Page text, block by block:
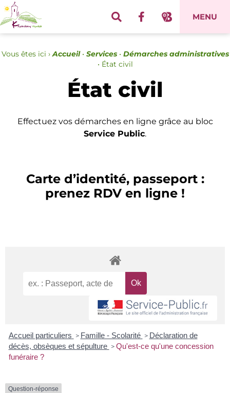
MENU
Vous êtes ici › Accueil• Services• Démarches administratives
• État civil
État civil
Effectuez vos démarches en ligne grâce au bloc
Service Public.
Carte d’identité, passeport :
prenez RDV en ligne !
Accueil particuliers > Famille - Scolarité > Déclaration de
décès, obsèques et sépulture > Qu'est-ce qu'une concession
funéraire ?
Question-réponse
Panneau de gestion des cookies